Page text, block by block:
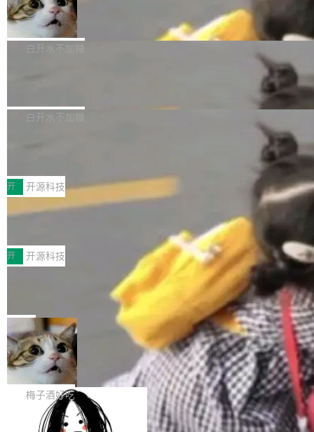
ceXAI的资金消耗速度尤为引人瞩目。然而，支
撑庞大支出的资金来源却呈现出截然不同的面
貌。数据显示，微软和 Meta 主要依托充沛的经
你可以用 curl -fsSL https://dev.meta.ai/install.
sh | bash 安装一个能在大项目里自动规划、写
代码、验证结果的 AI 终端工具。 据介绍，Muse
个主 agent 循环，外加一组后台 agent。这些后
美团开源 LoHoSearch，用知识图谱校
准 AI 能力认知
机器出题的前提，是让机器拥有全局视野。整个
构建流程可以分为四个环节：建图 → 控制难度
白开水不加糖
库，并将作为transport接入Mooncake TENT。
MPComm将作为一种传输引擎接入Mooncake T
ENT，实现零拷贝传输性能提升30%、非零拷贝
传输性能最高提升5倍。UCL-MPComm底层基
于自研UCL-Engine通信引擎，后续腾讯网平将
持续开源更多基于UCL-Engine的高性能通信组
件。 腾讯网平团队在UCL-MPComm中实现了一
个独立于业务线程的全局通信引擎（Engine），
白开水不加糖
型案例入选名单》，深信服“面向企业研发场景的
开源 AI 编程平台 CoStrict 应用”凭借卓越的技术
创新与落地成效成功入选。 全链路私有化部署，
助力企业AI研发安全落地 当前，越来越多企业已
经开始引入 AI Coding 工具，通过调用公有云模
型或企业内部部署模型提升研发效率。但随着 AI
Coding 从个人辅助工具逐步走向团队级、组织
级应用，企业在规模化落地过程中，对安全性、
可控性和代码质量提出了更高要求。 首先是数据
安全与合规要求。对于大多数普通研发场景，公
有云模型能够满足快速试用和效率提升的需求。
但对于金融、能源、医疗等对数据安全要求较...
开 开源科技
深信服AI算力网关入选工信部人工智能
前不久，工业和信息化部正式发布《2025年人工
智能应用典型案例名单》，集中展示人工智能在
各领域的应用成果，覆盖技术底座、行业赋能、
产品应用、支撑保障、专题等五大方向。深信服
AI算力网关（AI创新平台）成功入选！ 随着各行
各业的Agent走向规模化建设，算力构成形态逐
渐丰富，用户关注的重点也在发生变化：不只是
让AI用起来，还要进一步看清混合算力时代下，
Token花在哪里、算力是否被充分利用，以及持
续增长的AI成本该如何优化。 深信服AI算力网关
正是围绕这些实际问题，从Token治理和成本治
理两个方面，让用户的每一份算力都看得清、管
开 开源科技
Jeff Dean 离开 Google：一个时代的结
束，一个实验室的开始
Google 员工编号 20。MapReduce 作者之一。
Bigtable 作者之一。TensorFlow 的作者之一。
Gemini 的架构师。Google 首席科学家。 Jeff D
ean 在 Google 工作了 27 年后，宣布离职。 他
不是一个人走。一同离开的还有 Sanjay Ghema
wat（Google 员工编号 23，Jeff Dean 二十多
年的编程搭档，MapReduce 和 Bigtable 的共同
作者）、Quoc Le（Google 大脑核心成员，Se
局
🔥 SolonCode v2026.8.4 发布：界面
字体可调、22 种语言、记忆搜索增强
打开终端就能上岗的全中文编码智能体，这一轮
把「看得清、用母语、记得住」三件事一次补
齐。 SolonCode 是什么 SolonCode 是杭州无
耳科技研发的企业级终端编码智能体——一位全
梅子酒好吃
让“代码语义理解”深度释放AI Coding